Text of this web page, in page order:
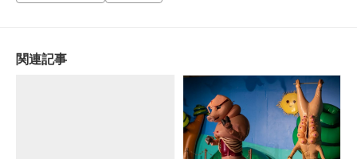
関連記事